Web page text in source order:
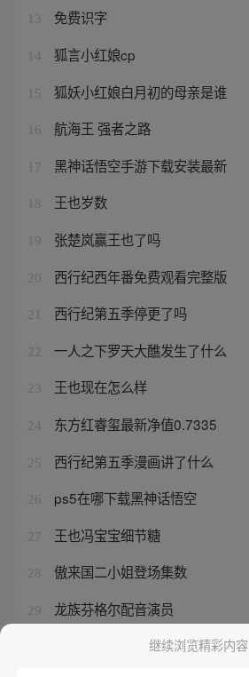
13 免费识字
14 狐言小红娘cp
15 狐妖小红娘白月初的母亲是谁
16 航海王 强者之路
17 黑神话悟空手游下载安装最新
18 王也岁数
19 张楚岚赢王也了吗
20 西行纪西年番免费观看完整版
21 西行纪第五季停更了吗
22 一人之下罗天大醮发生了什么
23 王也现在怎么样
24 东方红睿玺最新净值0.7335
25 西行纪第五季漫画讲了什么
26 ps5在哪下载黑神话悟空
27 王也冯宝宝细节糖
28 傲来国二小姐登场集数
29 龙族芬格尔配音演员
张楚岚对战王也真人版继续浏览精彩内容